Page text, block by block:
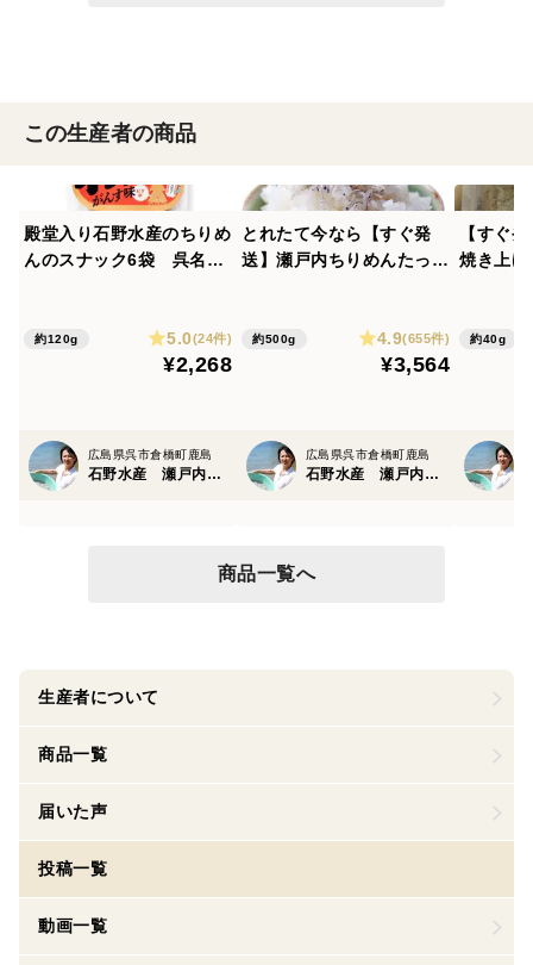
この生産者の商品
殿堂入り石野水産のちりめ
んのスナック6袋 呉名物
つまみに
約120g 5.0(24件)
¥2,268
広島県呉市倉橋町鹿島
石野水産 瀬戸内ちりめん ひじき
とれたて今なら【すぐ発
送】瀬戸内ちりめんたっぷ
お得！乾燥が絶妙賞味期限
60日 最短明日着1袋～2
約500g 4.9(655件)
¥3,564
広島県呉市倉橋町鹿島
石野水産 瀬戸内ちりめん ひじき
【すぐ
焼き上
約40g
商品一覧へ
生産者について
商品一覧
届いた声
投稿一覧
動画一覧